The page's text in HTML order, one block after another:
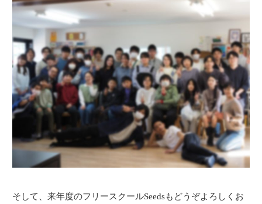
そして、来年度のフリースクールSeedsもどうぞよろしくお